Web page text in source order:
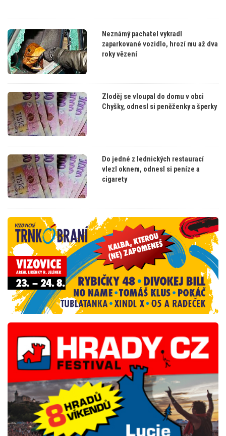
Neznámý pachatel vykradl
zaparkované vozidlo, hrozí mu až dva
roky vězení
Zloděj se vloupal do domu v obci
Chyšky, odnesl si peněženky a šperky
Do jedné z lednických restaurací
vlezl oknem, odnesl si peníze a
cigarety